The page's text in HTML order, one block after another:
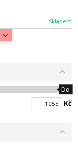
Skladem
Do
Kč